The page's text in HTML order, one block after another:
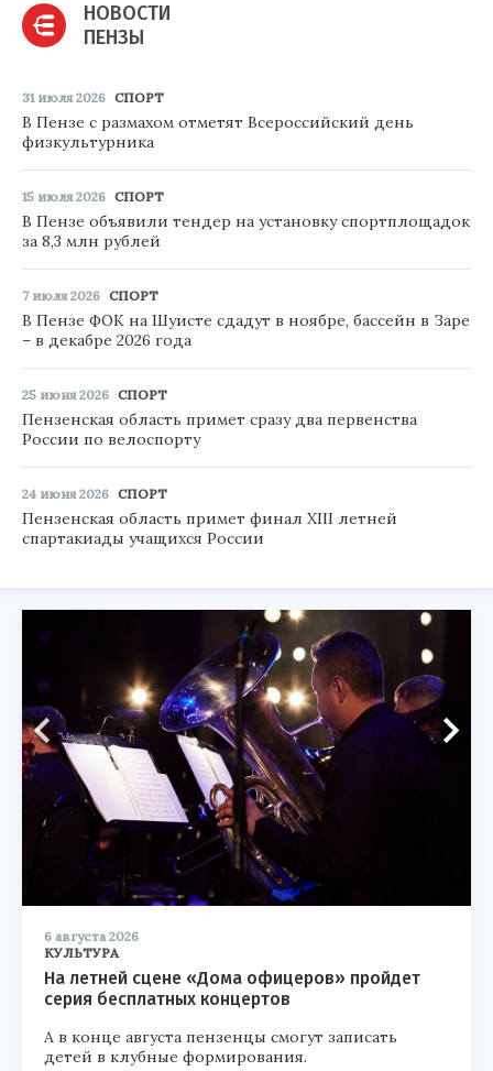
НОВОСТИ
ПЕНЗЫ
31 июля 2026 СПОРТ
В Пензе с размахом отметят Всероссийский день
физкультурника
15 июля 2026 СПОРТ
В Пензе объявили тендер на установку спортплощадок
за 8,3 млн рублей
7 июля 2026 СПОРТ
В Пензе ФОК на Шуисте сдадут в ноябре, бассейн в Заре
– в декабре 2026 года
25 июня 2026 СПОРТ
Пензенская область примет сразу два первенства
России по велоспорту
24 июня 2026 СПОРТ
Пензенская область примет финал XIII летней
спартакиады учащихся России
6 августа 2026
КУЛЬТУРА
На летней сцене «Дома офицеров» пройдет
серия бесплатных концертов
А в конце августа пензенцы смогут записать
детей в клубные формирования.